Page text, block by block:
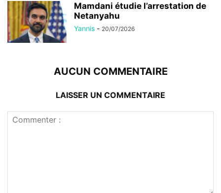
Mamdani étudie l’arrestation de
Netanyahu
Yannis - 20/07/2026
AUCUN COMMENTAIRE
LAISSER UN COMMENTAIRE